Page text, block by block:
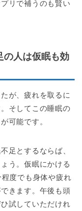
リで補うのも賢い
の人は仮眠も効
が、疲れを取るに
そしてこの睡眠の
可能です。
足とするならば、
う。仮眠にかける
度でも身体や疲れ
きます。午後も頭
試していただけれ